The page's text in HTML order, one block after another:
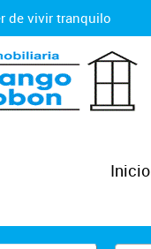
de vivir tranquilo
Inicio